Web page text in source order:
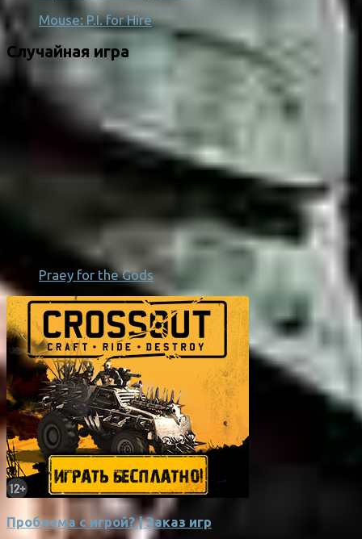
Mouse: P.I. for Hire
Случайная игра
Praey for the Gods
Проблема с игрой? | Заказ игр